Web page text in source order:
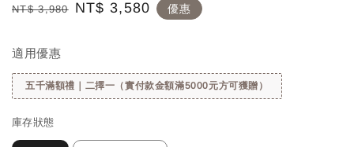
Regular
NT$ 3,980
Sale
NT$ 3,580 優惠
適用優惠
五千滿額禮｜二擇一（實付款金額滿5000元方可獲贈）
庫存狀態